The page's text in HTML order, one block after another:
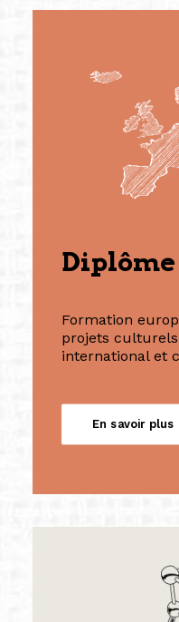
Formation
projets
international et
En savoir plus